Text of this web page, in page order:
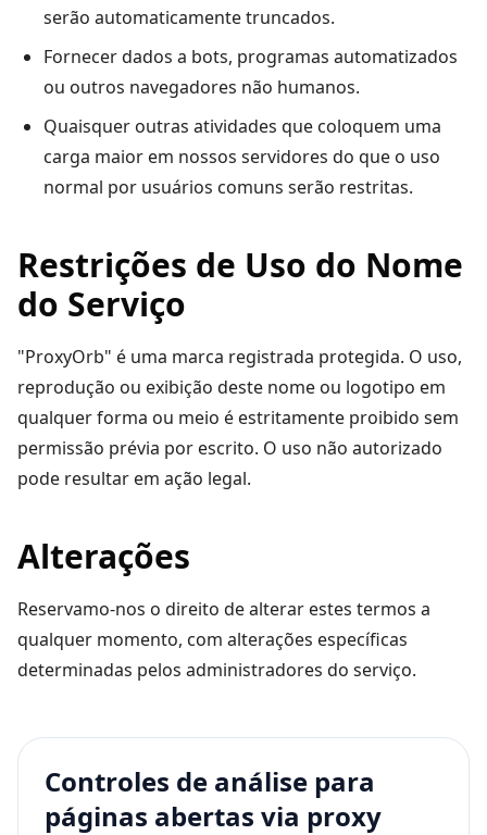
serão automaticamente truncados.
Fornecer dados a bots, programas automatizados
ou outros navegadores não humanos.
Quaisquer outras atividades que coloquem uma
carga maior em nossos servidores do que o uso
normal por usuários comuns serão restritas.
Restrições de Uso do Nome
do Serviço
"ProxyOrb" é uma marca registrada protegida. O uso,
reprodução ou exibição deste nome ou logotipo em
qualquer forma ou meio é estritamente proibido sem
permissão prévia por escrito. O uso não autorizado
pode resultar em ação legal.
Alterações
Reservamo-nos o direito de alterar estes termos a
qualquer momento, com alterações específicas
determinadas pelos administradores do serviço.
Controles de análise para
páginas abertas via proxy